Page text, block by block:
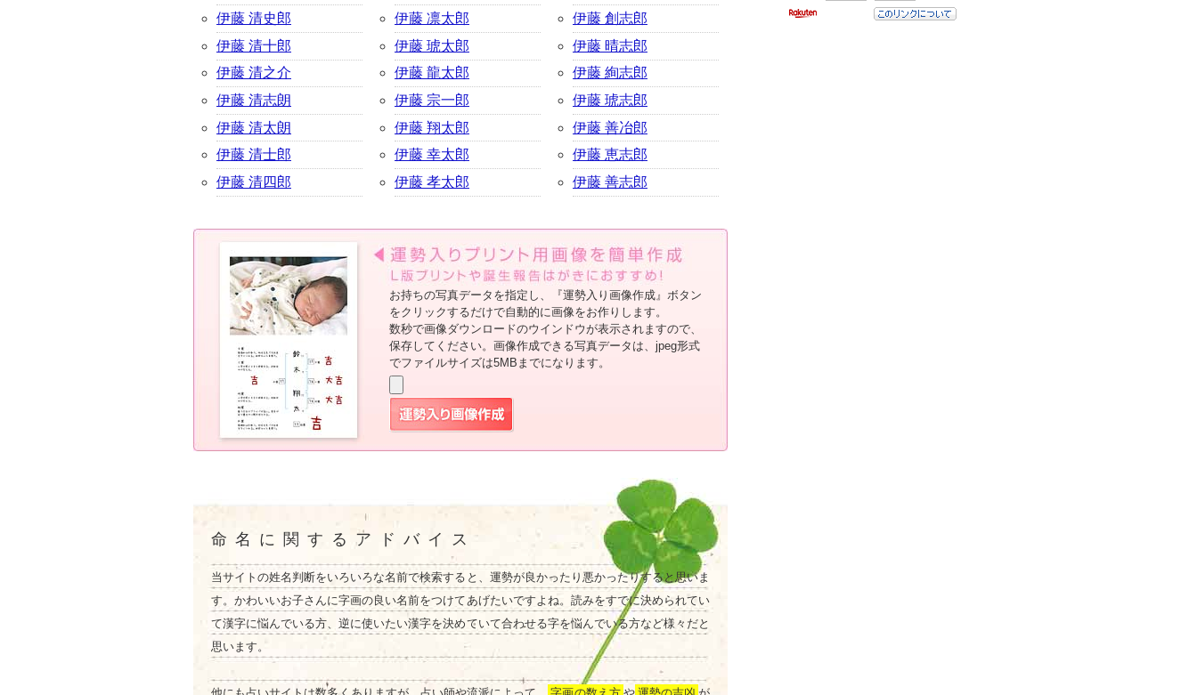
伊藤 清史郎
伊藤 清十郎
伊藤 清之介
伊藤 清志朗
伊藤 清太朗
伊藤 清士郎
伊藤 清四郎
伊藤 凛太郎
伊藤 琥太郎
伊藤 龍太郎
伊藤 宗一郎
伊藤 翔太郎
伊藤 幸太郎
伊藤 孝太郎
伊藤 創志郎
伊藤 晴志郎
伊藤 絢志郎
伊藤 琥志郎
伊藤 善冶郎
伊藤 恵志郎
伊藤 善志郎
お持ちの写真データを指定し、『運勢入り画像作成』ボタン
をクリックするだけで自動的に画像をお作りします。
数秒で画像ダウンロードのウインドウが表示されますので、
保存してください。画像作成できる写真データは、jpeg形式
でファイルサイズは5MBまでになります。
命名に関するアドバイス
当サイトの姓名判断をいろいろな名前で検索すると、運勢が良かったり悪かったりすると思いま
す。かわいいお子さんに字画の良い名前をつけてあげたいですよね。読みをすでに決められてい
て漢字に悩んでいる方、逆に使いたい漢字を決めていて合わせる字を悩んでいる方など様々だと
思います。